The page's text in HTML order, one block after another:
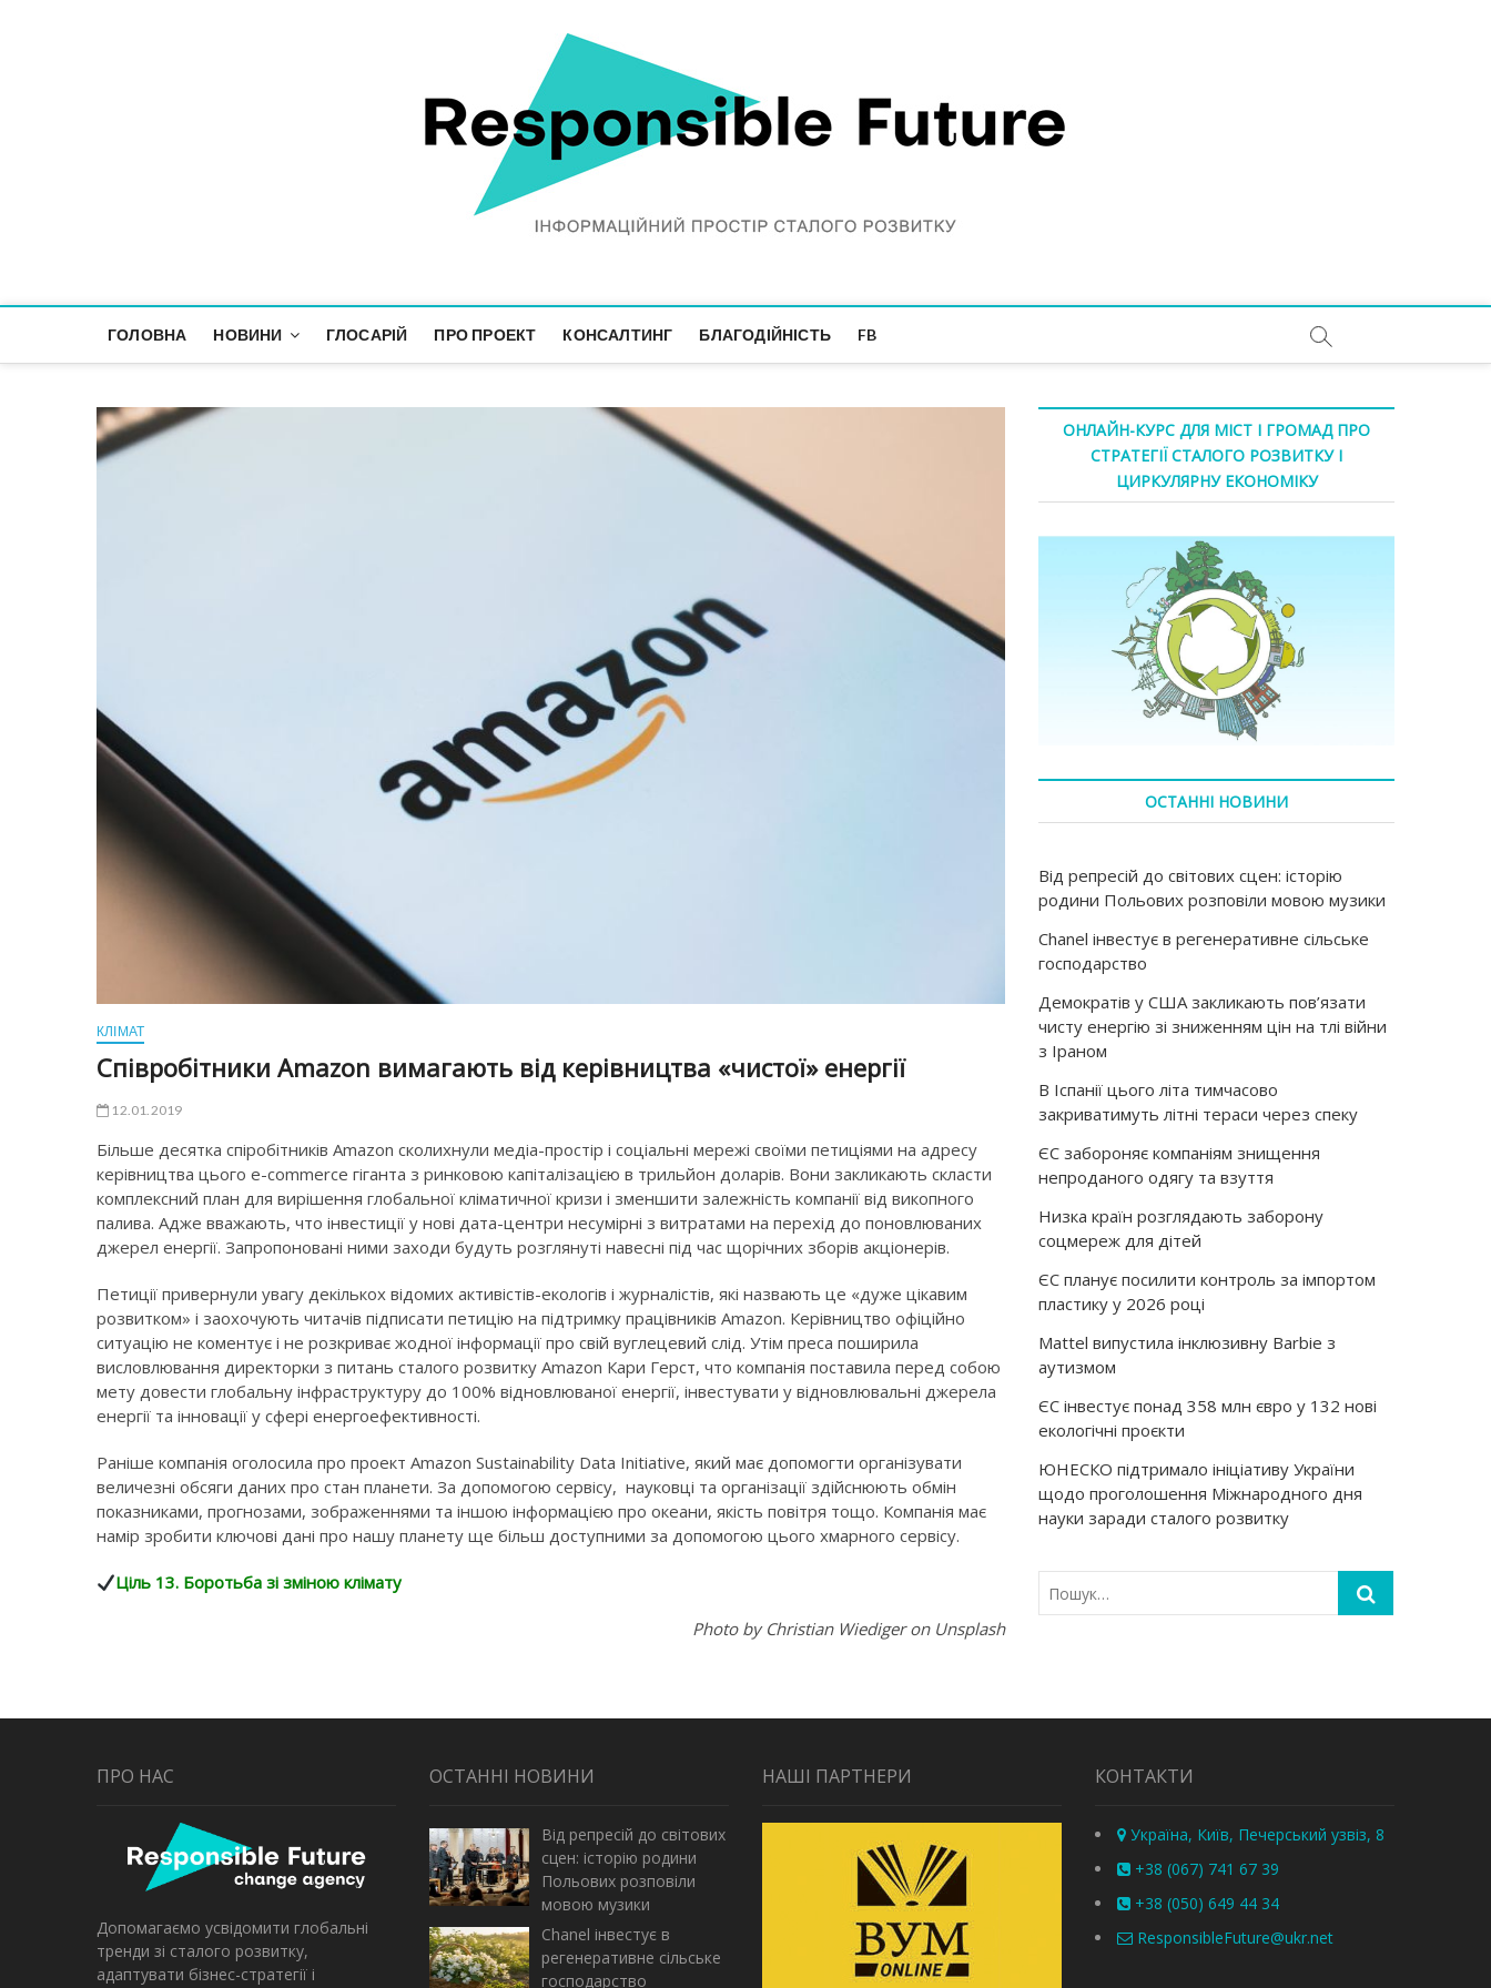
ГОЛОВНА НОВИНИ ГЛОСАРІЙ ПРО ПРОЕКТ КОНСАЛТИНГ БЛАГОДІЙНІСТЬ FB
КЛІМАТ
Співробітники Amazon вимагають від керівництва «чистої» енергії
12.01.2019
Більше десятка спіробітників Amazon сколихнули медіа-простір і соціальні мережі своїми петиціями на адресу
керівництва цього e-commerce гіганта з ринковою капіталізацією в трильйон доларів. Вони закликають скласти
комплексний план для вирішення глобальної кліматичної кризи і зменшити залежність компанії від викопного
палива. Адже вважають, что інвестиції у нові дата-центри несумірні з витратами на перехід до поновлюваних
джерел енергії. Запропоновані ними заходи будуть розглянуті навесні під час щорічних зборів акціонерів.
Петиції привернули увагу декількох відомих активістів-екологів і журналістів, які назвають це «дуже цікавим
розвитком» і заохочують читачів підписати петицію на підтримку працівників Amazon. Керівництво офіційно
ситуацію не коментує і не розкриває жодної інформації про свій вуглецевий слід. Утім преса поширила
висловлювання директорки з питань сталого розвитку Amazon Кари Герст, что компанія поставила перед собою
мету довести глобальну інфраструктуру до 100% відновлюваної енергії, інвестувати у відновлювальні джерела
енергії та інновації у сфері енергоефективності.
Раніше компанія оголосила про проект Amazon Sustainability Data Initiative, який має допомогти організувати
величезні обсяги даних про стан планети. За допомогою сервісу, науковці та організації здійснюють обмін
показниками, прогнозами, зображеннями та іншою інформацією про океани, якість повітря тощо. Компанія має
намір зробити ключові дані про нашу планету ще більш доступними за допомогою цього хмарного сервісу.
Ціль 13. Боротьба зі зміною клімату
Photo by Christian Wiediger on Unsplash
ОНЛАЙН-КУРС ДЛЯ МІСТ І ГРОМАД ПРО
СТРАТЕГІЇ СТАЛОГО РОЗВИТКУ І
ЦИРКУЛЯРНУ ЕКОНОМІКУ
ОСТАННІ НОВИНИ
Від репресій до світових сцен: історію
родини Польових розповіли мовою музики
Chanel інвестує в регенеративне сільське
господарство
Демократів у США закликають пов’язати
чисту енергію зі зниженням цін на тлі війни
з Іраном
В Іспанії цього літа тимчасово
закриватимуть літні тераси через спеку
ЄС забороняє компаніям знищення
непроданого одягу та взуття
Низка країн розглядають заборону
соцмереж для дітей
ЄС планує посилити контроль за імпортом
пластику у 2026 році
Mattel випустила інклюзивну Barbie з
аутизмом
ЄС інвестує понад 358 млн євро у 132 нові
екологічні проєкти
ЮНЕСКО підтримало ініціативу України
щодо проголошення Міжнародного дня
науки заради сталого розвитку
ПРО НАС
Допомагаємо усвідомити глобальні
тренди зі сталого розвитку,
адаптувати бізнес-стратегії і
ОСТАННІ НОВИНИ
Від репресій до світових
сцен: історію родини
Польових розповіли
мовою музики
Chanel інвестує в
регенеративне сільське
господарство
НАШІ ПАРТНЕРИ КОНТАКТИ
Україна, Київ, Печерський узвіз, 8
+38 (067) 741 67 39
+38 (050) 649 44 34
ResponsibleFuture@ukr.net